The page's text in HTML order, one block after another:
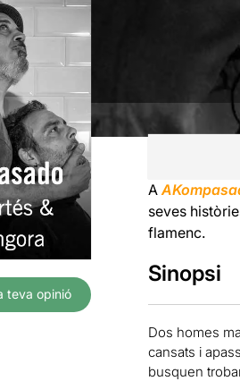
teva opinió
A
seves
flamenc.
Sinopsi
Dos homes
cansats i
busquen